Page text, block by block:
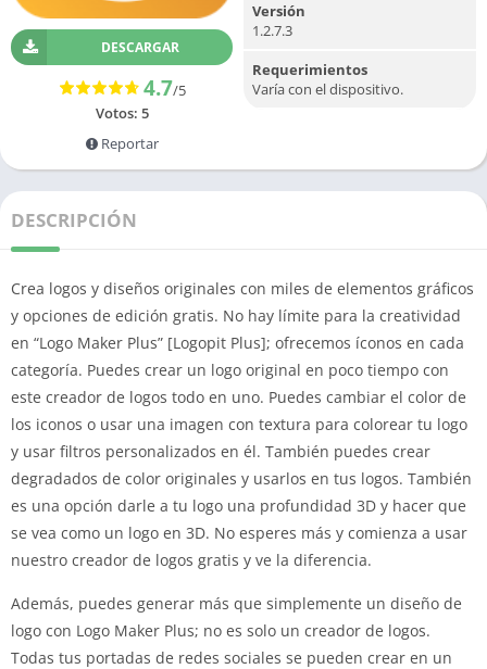
DESCARGAR
4.7/5
Votos: 5
Reportar
Versión
1.2.7.3
Requerimientos
Varía con el dispositivo.
DESCRIPCIÓN
Crea logos y diseños originales con miles de elementos gráficos
y opciones de edición gratis. No hay límite para la creatividad
en “Logo Maker Plus” [Logopit Plus]; ofrecemos íconos en cada
categoría. Puedes crear un logo original en poco tiempo con
este creador de logos todo en uno. Puedes cambiar el color de
los iconos o usar una imagen con textura para colorear tu logo
y usar filtros personalizados en él. También puedes crear
degradados de color originales y usarlos en tus logos. También
es una opción darle a tu logo una profundidad 3D y hacer que
se vea como un logo en 3D. No esperes más y comienza a usar
nuestro creador de logos gratis y ve la diferencia.
Además, puedes generar más que simplemente un diseño de
logo con Logo Maker Plus; no es solo un creador de logos.
Todas tus portadas de redes sociales se pueden crear en un